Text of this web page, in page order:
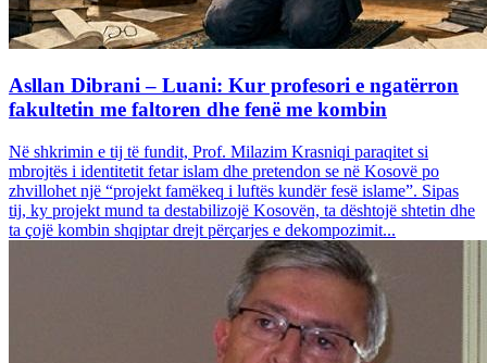
Asllan Dibrani – Luani: Kur profesori e ngatërron
fakultetin me faltoren dhe fenë me kombin
Në shkrimin e tij të fundit, Prof. Milazim Krasniqi paraqitet si
mbrojtës i identitetit fetar islam dhe pretendon se në Kosovë po
zhvillohet një “projekt famëkeq i luftës kundër fesë islame”. Sipas
tij, ky projekt mund ta destabilizojë Kosovën, ta dështojë shtetin dhe
ta çojë kombin shqiptar drejt përçarjes e dekompozimit...